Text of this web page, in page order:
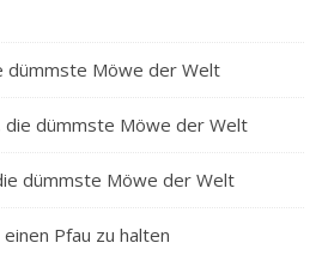
dümmste Möwe der Welt
die dümmste Möwe der Welt
dümmste Möwe der Welt
Pfau zu halten